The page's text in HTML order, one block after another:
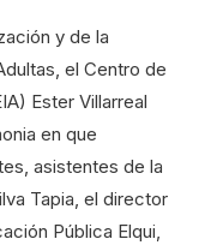
y de la
el Centro de
Ester Villarreal
en que
asistentes de la
Tapia, el director
Pública Elqui,